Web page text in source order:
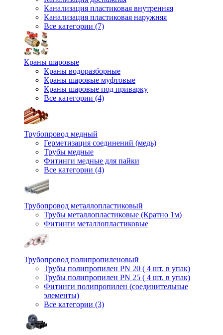
Канализация пластиковая внутренняя
Канализация пластиковая наружняя
Все категории (7)
Краны шаровые
Краны водоразборные
Краны шаровые муфтовые
Краны шаровые под приварку
Все категории (4)
Трубопровод медный
Герметизация соединений (медь)
Трубы медные
Фитинги медные для пайки
Все категории (4)
Трубопровод металлопластиковый
Трубы металлопластиковые (Кратно 1м)
Фитинги металлопластиковые
Трубопровод полипропиленовый
Трубы полипропилен PN 20 ( 4 шт. в упак)
Трубы полипропилен PN 25 ( 4 шт. в упак)
Фитинги полипропилен (cоединительные
элементы)
Все категории (3)